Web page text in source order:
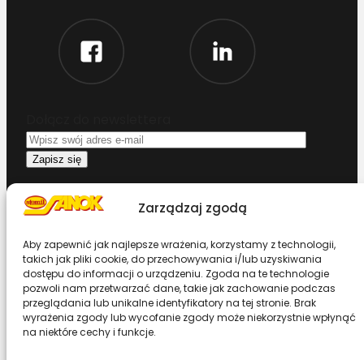
Zarządzaj zgodą
Aby zapewnić jak najlepsze wrażenia, korzystamy z technologii,
takich jak pliki cookie, do przechowywania i/lub uzyskiwania
dostępu do informacji o urządzeniu. Zgoda na te technologie
pozwoli nam przetwarzać dane, takie jak zachowanie podczas
przeglądania lub unikalne identyfikatory na tej stronie. Brak
wyrażenia zgody lub wycofanie zgody może niekorzystnie wpłynąć
na niektóre cechy i funkcje.
Oświadczam, że przeczytałem i akceptuję
warunki korzystania z serwisu
Chcesz zostać dystrybutorem?
Design & Code by Foxstudio.eu